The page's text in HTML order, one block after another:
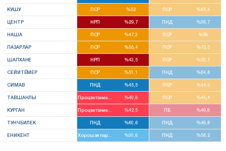
КУШУ ПСР %52 ПСР %65,4
ЦЕНТР НРП %29,7 ПНД %38,7
НАША ПСР %47,3 ПСР %58
ПАЗАРЛАР ПСР %55,4 ПСР %72,5
ШАПХАНЕ НРП %43,5 ПСР %53,7
СЕЙИТЁМЕР ПСР %51,1 ПНД %64,6
СИМАВ ПНД %45,5 ПСР %44,5
ТАВШАНЛЫ Процветание С. %40,8 ПСР %45,4
КУРГАН Процветание С. %42,5 ПБ %49,8
ТУНЧБИЛЕК ПНД %60,6 ПНД %48,6
ЕНИКЕНТ Хорошая партия %30,8 ПНД %56,2